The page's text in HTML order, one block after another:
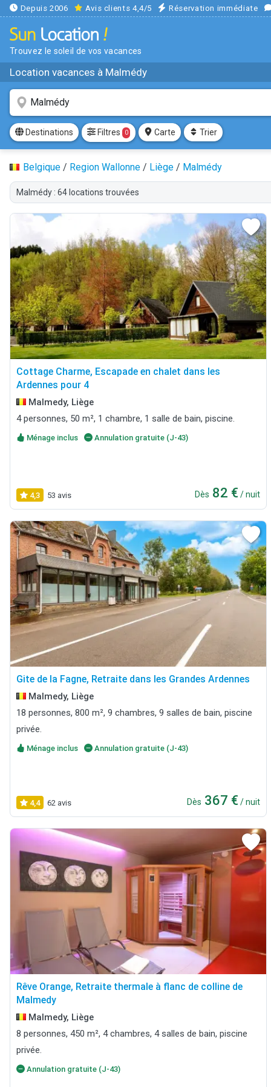
Depuis 2006 Avis clients 4,4/5 Réservation immédiate
Trouvez le soleil de vos vacances
Location vacances à Malmédy
Destinations Filtres 0 Carte Trier
Belgique / Region Wallonne / Liège / Malmédy
Malmédy : 64 locations trouvées
Cottage Charme, Escapade en chalet dans les
Ardennes pour 4
Malmedy, Liège
4 personnes, 50 m², 1 chambre, 1 salle de bain, piscine.
Ménage inclus Annulation gratuite (J-43)
4,3 53 avis Dès 82 € / nuit
Gite de la Fagne, Retraite dans les Grandes Ardennes
Malmedy, Liège
18 personnes, 800 m², 9 chambres, 9 salles de bain, piscine
privée.
Ménage inclus Annulation gratuite (J-43)
4,4 62 avis Dès 367 € / nuit
Rêve Orange, Retraite thermale à flanc de colline de
Malmedy
Malmedy, Liège
8 personnes, 450 m², 4 chambres, 4 salles de bain, piscine
privée.
Annulation gratuite (J-43)